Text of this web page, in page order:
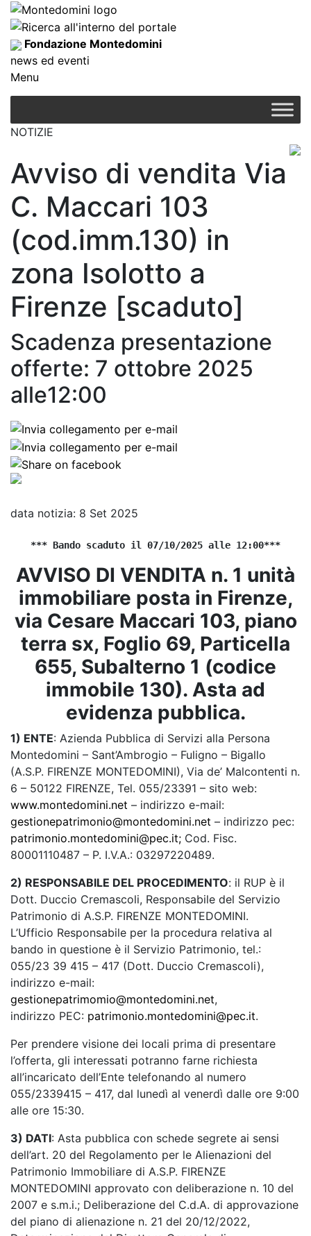
Fondazione Montedomini
news ed eventi
Menu
NOTIZIE
Avviso di vendita Via
C. Maccari 103
(cod.imm.130) in
zona Isolotto a
Firenze [scaduto]
Scadenza presentazione
offerte: 7 ottobre 2025
alle12:00
data notizia: 8 Set 2025
*** Bando scaduto il 07/10/2025 alle 12:00***
AVVISO DI VENDITA n. 1 unità
immobiliare posta in Firenze,
via Cesare Maccari 103, piano
terra sx, Foglio 69, Particella
655, Subalterno 1 (codice
immobile 130). Asta ad
evidenza pubblica.
1) ENTE: Azienda Pubblica di Servizi alla Persona
Montedomini – Sant’Ambrogio – Fuligno – Bigallo
(A.S.P. FIRENZE MONTEDOMINI), Via de’ Malcontenti n.
6 – 50122 FIRENZE, Tel. 055/23391 – sito web:
www.montedomini.net – indirizzo e-mail:
gestionepatrimonio@montedomini.net – indirizzo pec:
patrimonio.montedomini@pec.it; Cod. Fisc.
80001110487 – P. I.V.A.: 03297220489.
2) RESPONSABILE DEL PROCEDIMENTO: il RUP è il
Dott. Duccio Cremascoli, Responsabile del Servizio
Patrimonio di A.S.P. FIRENZE MONTEDOMINI.
L’Ufficio Responsabile per la procedura relativa al
bando in questione è il Servizio Patrimonio, tel.:
055/23 39 415 – 417 (Dott. Duccio Cremascoli),
indirizzo e-mail:
gestionepatrimomio@montedomini.net,
indirizzo PEC: patrimonio.montedomini@pec.it.
Per prendere visione dei locali prima di presentare
l’offerta, gli interessati potranno farne richiesta
all’incaricato dell’Ente telefonando al numero
055/2339415 – 417, dal lunedì al venerdì dalle ore 9:00
alle ore 15:30.
3) DATI: Asta pubblica con schede segrete ai sensi
dell’art. 20 del Regolamento per le Alienazioni del
Patrimonio Immobiliare di A.S.P. FIRENZE
MONTEDOMINI approvato con deliberazione n. 10 del
2007 e s.m.i.; Deliberazione del C.d.A. di approvazione
del piano di alienazione n. 21 del 20/12/2022,